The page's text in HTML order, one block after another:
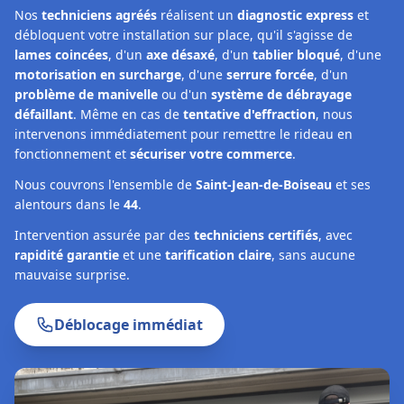
Nos techniciens agréés réalisent un diagnostic express et
débloquent votre installation sur place, qu'il s'agisse de
lames coincées, d'un axe désaxé, d'un tablier bloqué, d'une
motorisation en surcharge, d'une serrure forcée, d'un
problème de manivelle ou d'un système de débrayage
défaillant. Même en cas de tentative d'effraction, nous
intervenons immédiatement pour remettre le rideau en
fonctionnement et sécuriser votre commerce.
Nous couvrons l'ensemble de Saint-Jean-de-Boiseau et ses
alentours dans le 44.
Intervention assurée par des techniciens certifiés, avec
rapidité garantie et une tarification claire, sans aucune
mauvaise surprise.
Déblocage immédiat